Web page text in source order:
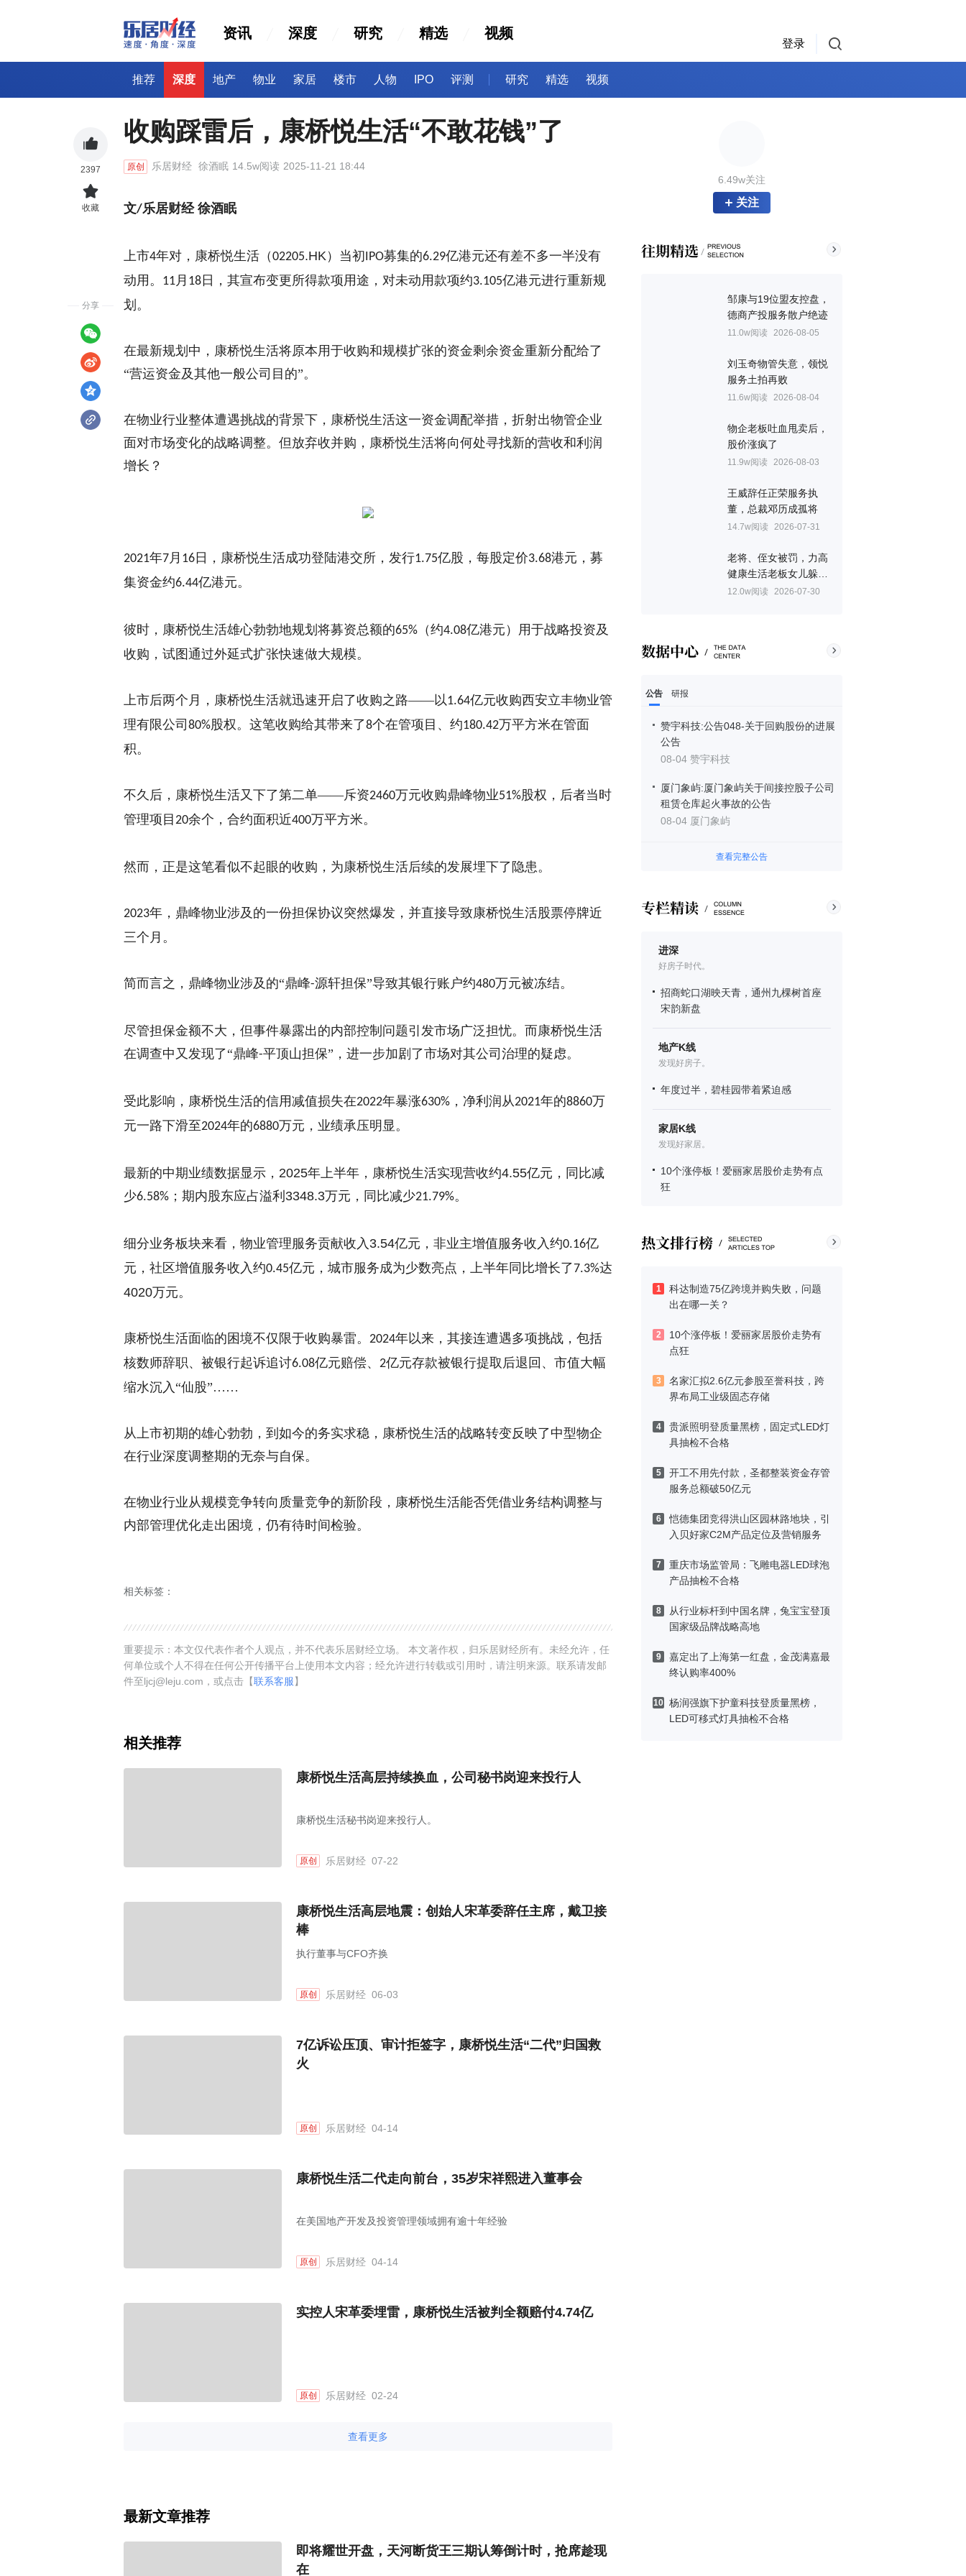
资讯 深度 研究 精选 视频
登录
推荐 深度 地产 物业 家居 楼市 人物 IPO 评测 研究 精选 视频
6.49w关注
关注
邹康与19位盟友控盘，
德商产投服务散户绝迹
11.0w阅读 2026-08-05
刘玉奇物管失意，领悦
服务土拍再败
11.6w阅读 2026-08-04
物企老板吐血甩卖后，
股价涨疯了
11.9w阅读 2026-08-03
王威辞任正荣服务执
董，总裁邓历成孤将
14.7w阅读 2026-07-31
老将、侄女被罚，力高
健康生活老板女儿躲过
一劫
12.0w阅读 2026-07-30
公告 研报
赞宇科技:公告048-关于回购股份的进展
公告
08-04 赞宇科技
厦门象屿:厦门象屿关于间接控股子公司
租赁仓库起火事故的公告
08-04 厦门象屿
查看完整公告
进深
好房子时代。
招商蛇口湖映天青，通州九棵树首座
宋韵新盘
地产K线
发现好房子。
年度过半，碧桂园带着紧迫感
家居K线
发现好家居。
10个涨停板！爱丽家居股价走势有点
狂
1
科达制造75亿跨境并购失败，问题
出在哪一关？
2
10个涨停板！爱丽家居股价走势有
点狂
3
名家汇拟2.6亿元参股至誉科技，跨
界布局工业级固态存储
4
贵派照明登质量黑榜，固定式LED灯
具抽检不合格
5
开工不用先付款，圣都整装资金存管
服务总额破50亿元
6
恺德集团竞得洪山区园林路地块，引
入贝好家C2M产品定位及营销服务
7
重庆市场监管局：飞雕电器LED球泡
产品抽检不合格
8
从行业标杆到中国名牌，兔宝宝登顶
国家级品牌战略高地
9
嘉定出了上海第一红盘，金茂满嘉最
终认购率400%
10 杨润强旗下护童科技登质量黑榜，
LED可移式灯具抽检不合格
收购踩雷后，康桥悦生活“不敢花钱”了
原创 乐居财经 徐酒眠 14.5w阅读 2025-11-21 18:44
文/乐居财经 徐酒眠
上市4年对， 康桥悦生活 （02205.HK） 当初IPO募集的6.29亿港元还有差不多一半没有
动用。 11月 18 日，其宣布变更所得款项用途， 对未动用款项约3.105亿港元进行重新规
划。
在最新规划中，康桥悦生活将原本用于收购和规模扩张的资金剩余资金重新分配给了
“营运资金及其他一般公司目的”。
在物业行业整体遭遇挑战的背景下，康桥悦生活这一资金调配举措，折射出物管企业
面对市场变化的战略调整。 但放弃收并购，康桥悦生活将向何处寻找新的营收和利润
增长？
2021年7月 16 日，康桥悦生活成功登陆港交所，发行1.75亿股，每股定价3.68港元，募
集资金约6.44亿港元。
彼时，康桥悦生活雄心勃勃地规划将募资总额的65% （约4.08亿港元）用于战略投资及
收购，试图通过外延式扩张快速做大规模。
上市后两个月，康桥悦生活就迅速开启了收购之路——以1.64亿元收购西安立丰物业管
理有限公司 80%股权。这笔收购给其带来了8个在管项目、约180.42万平方米在管面
积。
不久后，康桥悦生活又下了第二单——斥资2460万元收购鼎峰物业51%股权，后者当时
管理项目 20余个，合约面积近400万平方米。
然而，正是这笔看似不起眼的收购，为康桥悦生活后续的发展埋下了隐患。
2023年，鼎峰物业涉及的一份担保协议突然爆发，并直接导致康桥悦生活股票停牌近
三个月。
简而言之，鼎峰物业涉及的“鼎峰-源轩担保”导致其银行账户约480万元被冻结。
尽管担保金额不大，但事件暴露出的内部控制问题引发市场广泛担忧。而康桥悦生活
在调查中又发现了“鼎峰-平顶山担保” ，进一步加剧了市场对其公司治理的疑虑。
受此影响，康桥悦生活的信用减值损失在2022年暴涨630% ，净利润从2021年的8860万
元一路下滑至2024年的6880万元，业绩承压明显。
最新的中期业绩数据显示， 2025年上半年 ，康桥悦生活实现营收约4.55亿元，同比减
少6.58% ；期内股东应占溢利 3348.3万元，同比减少21.79%。
细分业务板块来看 ，物业管理服务贡献收入 3.54亿元，非业主增值服务收入约0.16亿
元，社区增值服务收入约0.45亿元，城市服务成为少数亮点，上半年同比增长了7.3%达
4020万元。
康桥悦生活面临的困境不仅限于收购暴雷。 2024年以来，其接连遭遇多项挑战，包括
核数师辞职、被银行起诉追讨6.08亿元赔偿、 2亿元存款被银行提取后退回、市值大幅
缩水沉入“仙股”……
从上市初期的雄心勃勃，到如今的务实求稳，康桥悦生活的战略转变反映了中型物企
在行业深度调整期的无奈与自保。
在物业行业从规模竞争转向质量竞争的新阶段，康桥悦生活能否凭借业务结构调整与
内部管理优化走出困境，仍有待时间检验。
相关标签：
重要提示：本文仅代表作者个人观点，并不代表乐居财经立场。 本文著作权，归乐居财经所有。未经允许，任
何单位或个人不得在任何公开传播平台上使用本文内容；经允许进行转载或引用时，请注明来源。联系请发邮
件至ljcj@leju.com，或点击【联系客服】
相关推荐
康桥悦生活高层持续换血，公司秘书岗迎来投行人
康桥悦生活秘书岗迎来投行人。
原创 乐居财经 07-22
康桥悦生活高层地震：创始人宋革委辞任主席，戴卫接
棒
执行董事与CFO齐换
原创 乐居财经 06-03
7亿诉讼压顶、审计拒签字，康桥悦生活“二代”归国救
火
原创 乐居财经 04-14
康桥悦生活二代走向前台，35岁宋祥熙进入董事会
在美国地产开发及投资管理领域拥有逾十年经验
原创 乐居财经 04-14
实控人宋革委埋雷，康桥悦生活被判全额赔付4.74亿
原创 乐居财经 02-24
查看更多
最新文章推荐
即将耀世开盘，天河断货王三期认筹倒计时，抢席趁现
在
2397
收藏
分享